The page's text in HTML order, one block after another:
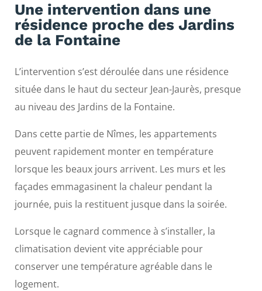
Une intervention dans une
résidence proche des Jardins
de la Fontaine
L’intervention s’est déroulée dans une résidence
située dans le haut du secteur Jean-Jaurès, presque
au niveau des Jardins de la Fontaine.
Dans cette partie de Nîmes, les appartements
peuvent rapidement monter en température
lorsque les beaux jours arrivent. Les murs et les
façades emmagasinent la chaleur pendant la
journée, puis la restituent jusque dans la soirée.
Lorsque le cagnard commence à s’installer, la
climatisation devient vite appréciable pour
conserver une température agréable dans le
logement.